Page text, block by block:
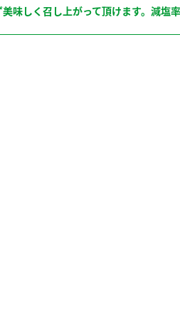
味しく召し上がって頂けます。減塩